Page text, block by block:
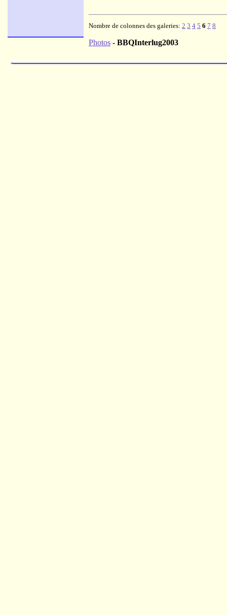
Nombre de colonnes des galeries: 2 3 4 5 6 7 8
Photos - BBQInterlug2003